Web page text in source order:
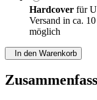
Hardcover für
Versand in ca.
möglich
In den Warenkorb